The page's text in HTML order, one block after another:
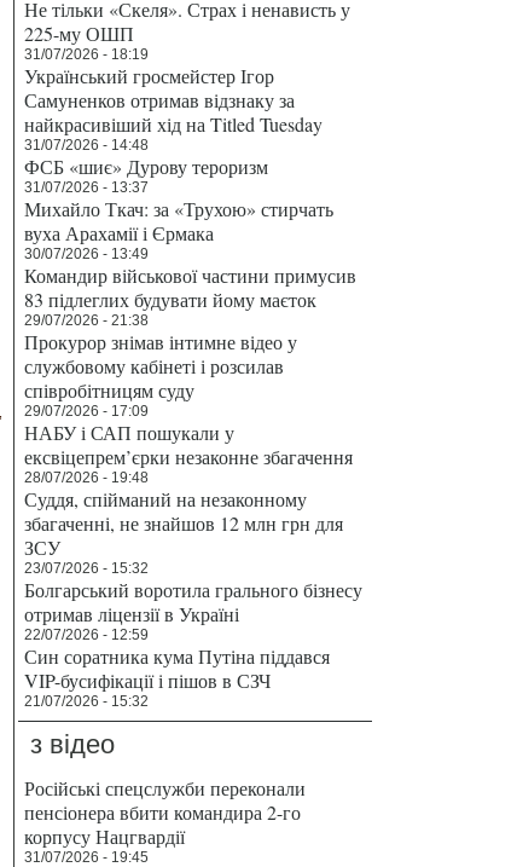
Не тільки «Скеля». Страх і ненависть у
225-му ОШП
31/07/2026 - 18:19
Український гросмейстер Ігор
Самуненков отримав відзнаку за
найкрасивіший хід на Titled Tuesday
31/07/2026 - 14:48
ФСБ «шиє» Дурову тероризм
31/07/2026 - 13:37
Михайло Ткач: за «Трухою» стирчать
вуха Арахамії і Єрмака
30/07/2026 - 13:49
Командир військової частини примусив
83 підлеглих будувати йому маєток
29/07/2026 - 21:38
Прокурор знімав інтимне відео у
службовому кабінеті і розсилав
співробітницям суду
29/07/2026 - 17:09
НАБУ і САП пошукали у
ексвіцепрем’єрки незаконне збагачення
28/07/2026 - 19:48
Суддя, спійманий на незаконному
збагаченні, не знайшов 12 млн грн для
ЗСУ
23/07/2026 - 15:32
Болгарський воротила грального бізнесу
отримав ліцензії в Україні
22/07/2026 - 12:59
Син соратника кума Путіна піддався
VIP-бусифікації і пішов в СЗЧ
21/07/2026 - 15:32
з відео
Російські спецслужби переконали
пенсіонера вбити командира 2-го
корпусу Нацгвардії
31/07/2026 - 19:45